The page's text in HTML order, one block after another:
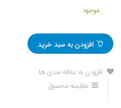
موجود
افزودن به سبد خرید
افزودن به علاقه مندی ها
مقایسه محصول